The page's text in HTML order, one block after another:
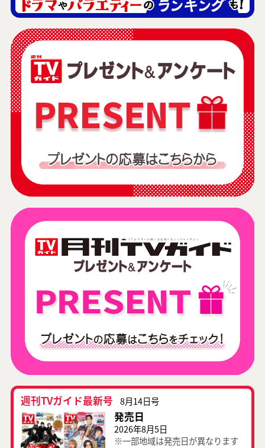
週刊TVガイド最新号 8月14日号
発売日
2026年8月5日
※一部地域は発売日が異なります